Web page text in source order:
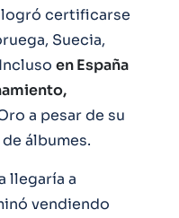
logró certificarse
Suecia,
en España
a pesar de su
álbumes.
llegaría a
vendiendo